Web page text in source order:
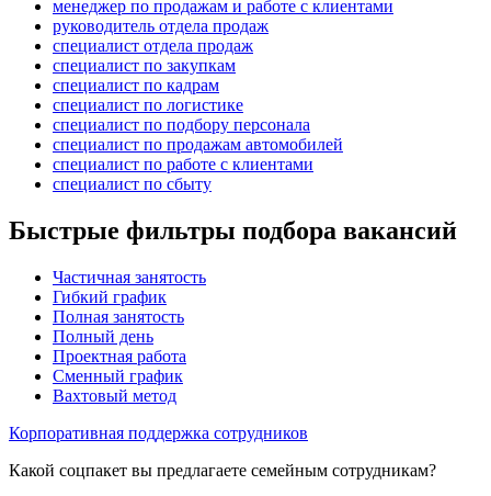
менеджер по продажам и работе с клиентами
руководитель отдела продаж
специалист отдела продаж
специалист по закупкам
специалист по кадрам
специалист по логистике
специалист по подбору персонала
специалист по продажам автомобилей
специалист по работе с клиентами
специалист по сбыту
Быстрые фильтры подбора вакансий
Частичная занятость
Гибкий график
Полная занятость
Полный день
Проектная работа
Сменный график
Вахтовый метод
Корпоративная поддержка сотрудников
Какой соцпакет вы предлагаете семейным сотрудникам?